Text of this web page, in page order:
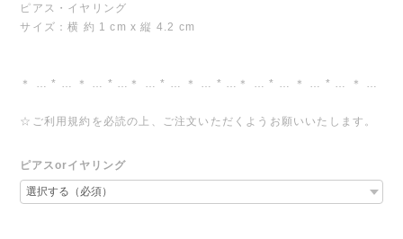
ピアス・イヤリング
サイズ：横 約 1 cm x 縦 4.2 cm
＊ … * … ＊ … * …＊ … * … ＊ … * …＊ … * … ＊ … * … ＊ …
☆ご利用規約を必読の上、ご注文いただくようお願いいたします。
ピアスorイヤリング